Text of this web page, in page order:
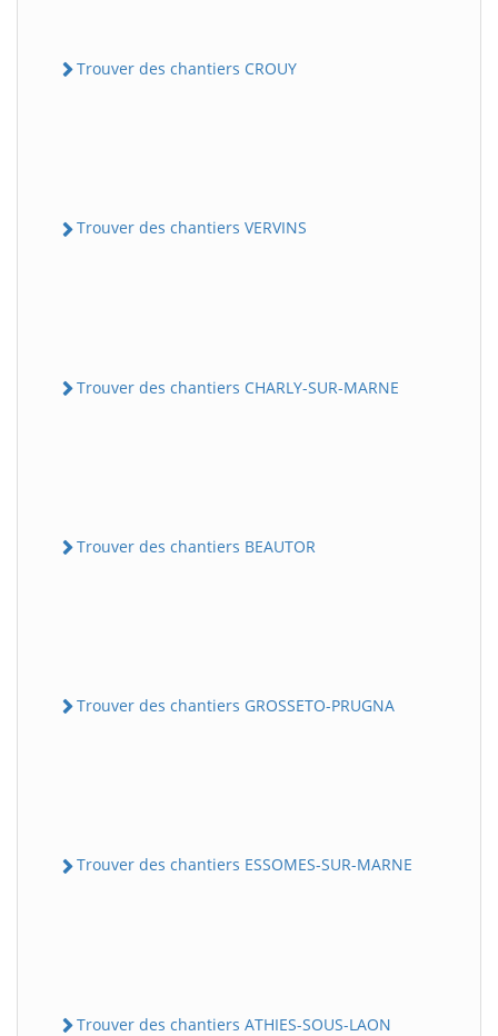
Trouver des chantiers CROUY
Trouver des chantiers VERVINS
Trouver des chantiers CHARLY-SUR-MARNE
Trouver des chantiers BEAUTOR
Trouver des chantiers GROSSETO-PRUGNA
Trouver des chantiers ESSOMES-SUR-MARNE
Trouver des chantiers ATHIES-SOUS-LAON